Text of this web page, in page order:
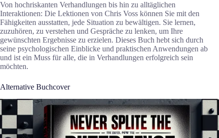
Von hochriskanten Verhandlungen bis hin zu alltäglichen
Interaktionen: Die Lektionen von Chris Voss können Sie mit den
Fähigkeiten ausstatten, jede Situation zu bewältigen. Sie lernen,
zuzuhören, zu verstehen und Gespräche zu lenken, um Ihre
gewünschten Ergebnisse zu erzielen. Dieses Buch hebt sich durch
seine psychologischen Einblicke und praktischen Anwendungen ab
und ist ein Muss für alle, die in Verhandlungen erfolgreich sein
möchten.
Alternative Buchcover